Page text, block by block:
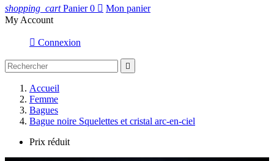
shopping_cart Panier 0  Mon panier
My Account
 Connexion

Accueil
Femme
Bagues
Bague noire Squelettes et cristal arc-en-ciel
Prix réduit